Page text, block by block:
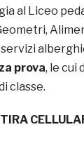
al Liceo
prova, le cui
classe.